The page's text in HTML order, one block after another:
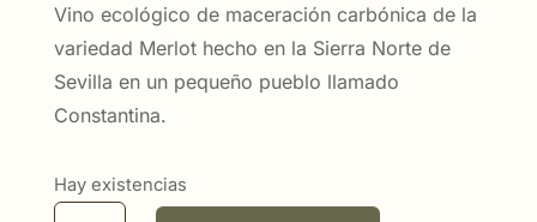
Vino ecológico de maceración carbónica de la
variedad Merlot hecho en la Sierra Norte de
Sevilla en un pequeño pueblo llamado
Constantina.
Hay existencias